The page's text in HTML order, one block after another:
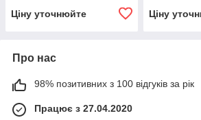
Ціну уточнюйте
Ціну
Про нас
98% позитивних з 100 відгуків за рік
Працює з 27.04.2020